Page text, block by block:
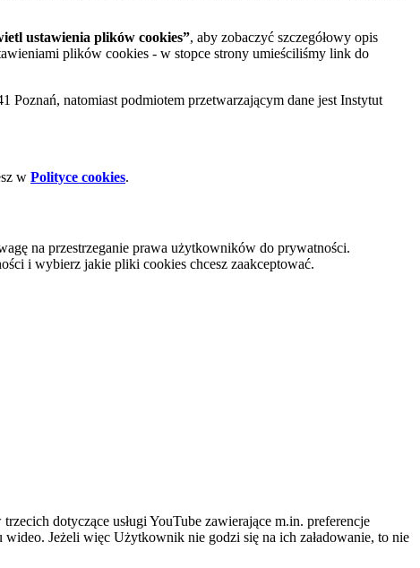
ustawienia plików cookies”, aby zobaczyć szczegółowy opis
plików cookies - w stopce strony umieściliśmy link do
natomiast podmiotem przetwarzającym dane jest Instytut
w Polityce cookies.
na przestrzeganie prawa użytkowników do prywatności.
i wybierz jakie pliki cookies chcesz zaakceptować.
dotyczące usługi YouTube zawierające m.in. preferencje
Jeżeli więc Użytkownik nie godzi się na ich załadowanie, to nie